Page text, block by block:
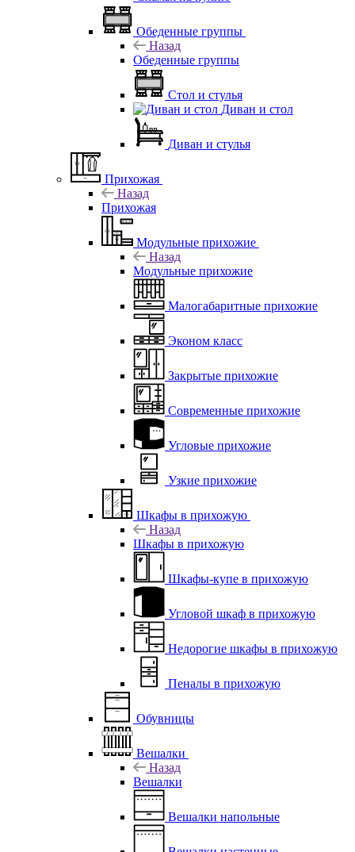
Обеденные группы
Назад
Обеденные группы
Стол и стулья
Диван и стол
Диван и стулья
Прихожая
Назад
Прихожая
Модульные прихожие
Назад
Модульные прихожие
Малогабаритные прихожие
Эконом класс
Закрытые прихожие
Современные прихожие
Угловые прихожие
Узкие прихожие
Шкафы в прихожую
Назад
Шкафы в прихожую
Шкафы-купе в прихожую
Угловой шкаф в прихожую
Недорогие шкафы в прихожую
Пеналы в прихожую
Обувницы
Вешалки
Назад
Вешалки
Вешалки напольные